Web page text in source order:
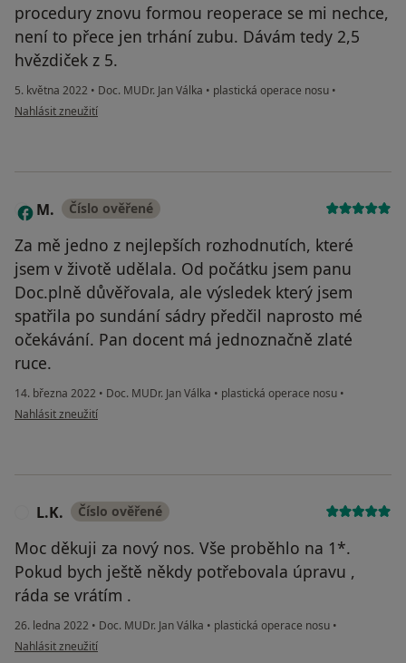
procedury znovu formou reoperace se mi nechce,
není to přece jen trhání zubu. Dávám tedy 2,5
hvězdiček z 5.
5. května 2022 • Doc. MUDr. Jan Válka • plastická operace nosu •
podle názoru uživatele P.K.
Nahlásit zneužití
M M. Číslo ověřené
Za mě jedno z nejlepších rozhodnutích, které
jsem v životě udělala. Od počátku jsem panu
Doc.plně důvěřovala, ale výsledek který jsem
spatřila po sundání sádry předčil naprosto mé
očekávání. Pan docent má jednoznačně zlaté
ruce.
14. března 2022 • Doc. MUDr. Jan Válka • plastická operace nosu •
podle názoru uživatele M.
Nahlásit zneužití
L.K. Číslo ověřené
Moc děkuji za nový nos. Vše proběhlo na 1*.
Pokud bych ještě někdy potřebovala úpravu ,
ráda se vrátím .
26. ledna 2022 • Doc. MUDr. Jan Válka • plastická operace nosu •
podle názoru uživatele L.K.
Nahlásit zneužití